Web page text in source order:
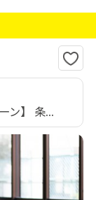
ン】 条...